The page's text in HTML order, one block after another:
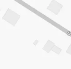
spokojenost.
dnes
a budu vás
dorazila vpořádku